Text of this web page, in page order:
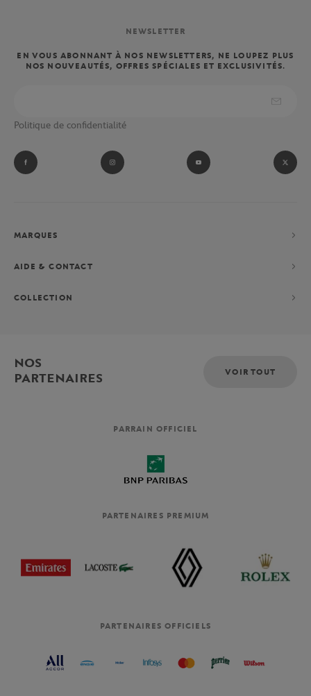
NEWSLETTER
EN VOUS ABONNANT À NOS NEWSLETTERS, NE LOUPEZ PLUS
NOS NOUVEAUTÉS, OFFRES SPÉCIALES ET EXCLUSIVITÉS.
Politique de confidentialité
MARQUES
AIDE & CONTACT
COLLECTION
NOS
PARTENAIRES
VOIR TOUT
PARRAIN OFFICIEL
PARTENAIRES PREMIUM
PARTENAIRES OFFICIELS